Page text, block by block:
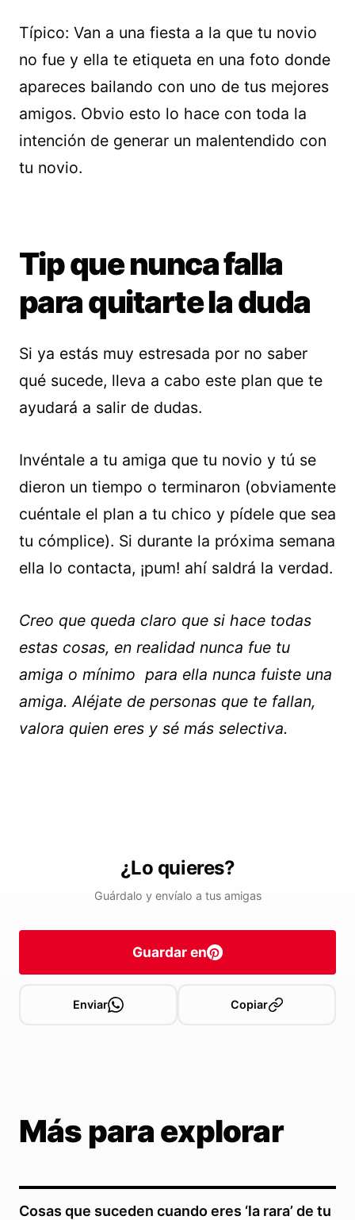
Típico: Van a una fiesta a la que tu novio
no fue y ella te etiqueta en una foto donde
apareces bailando con uno de tus mejores
amigos. Obvio esto lo hace con toda la
intención de generar un malentendido con
tu novio.
Tip que nunca falla
para quitarte la duda
Si ya estás muy estresada por no saber
qué sucede, lleva a cabo este plan que te
ayudará a salir de dudas.
Invéntale a tu amiga que tu novio y tú se
dieron un tiempo o terminaron (obviamente
cuéntale el plan a tu chico y pídele que sea
tu cómplice). Si durante la próxima semana
ella lo contacta, ¡pum! ahí saldrá la verdad.
Creo que queda claro que si hace todas
estas cosas, en realidad nunca fue tu
amiga o mínimo para ella nunca fuiste una
amiga. Aléjate de personas que te fallan,
valora quien eres y sé más selectiva.
¿Lo quieres?
Guárdalo y envíalo a tus amigas
Guardar en
Enviar Copiar
Más para explorar
Cosas que suceden cuando eres ‘la rara’ de tu